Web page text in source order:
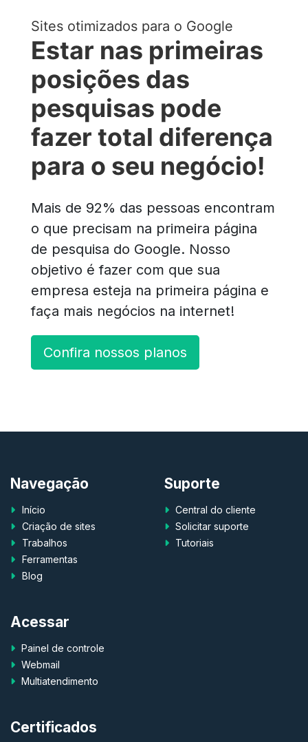
Sites otimizados para o Google
Estar nas primeiras
posições das
pesquisas pode
fazer total diferença
para o seu negócio!
Mais de 92% das pessoas encontram
o que precisam na primeira página
de pesquisa do Google. Nosso
objetivo é fazer com que sua
empresa esteja na primeira página e
faça mais negócios na internet!
Confira nossos planos
Navegação
Início
Criação de sites
Trabalhos
Ferramentas
Blog
Suporte
Central do cliente
Solicitar suporte
Tutoriais
Acessar
Painel de controle
Webmail
Multiatendimento
Certificados